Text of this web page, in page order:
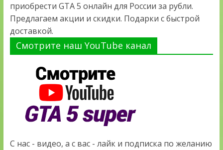
приобрести GTA 5 онлайн для России за рубли.
Предлагаем акции и скидки. Подарки с быстрой
доставкой.
Смотрите наш YouTube канал
С нас - видео, а с вас - лайк и подписка по желанию